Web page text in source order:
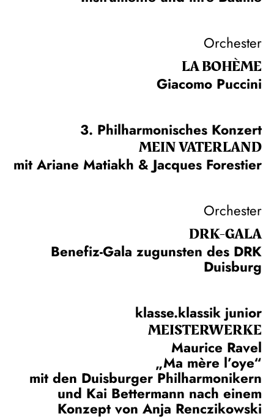
Orchester
LA BOHÈME
Giacomo Puccini
3. Philharmonisches Konzert
MEIN VATERLAND
mit Ariane Matiakh & Jacques Forestier
Orchester
DRK-GALA
Benefiz-Gala zugunsten des DRK
Duisburg
klasse.klassik junior
MEISTERWERKE
Maurice Ravel
„Ma mère l’oye“
mit den Duisburger Philharmonikern
und Kai Bettermann nach einem
Konzept von Anja Renczikowski